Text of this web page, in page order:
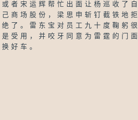
或者宋运辉帮忙出面让杨巡收了自
己商场股份，梁思申斩钉截铁地拒
绝了。雷东宝对员工九十度鞠躬很
是受用，并咬牙同意为雷霆的门面
换好车。